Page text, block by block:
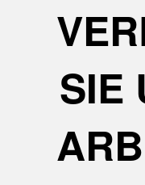
SIE